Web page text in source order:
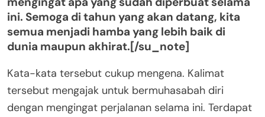
ini. Semoga di tahun yang akan datang, kita
semua menjadi hamba yang lebih baik di
dunia maupun akhirat.[/su_note]
Kata-kata tersebut cukup mengena. Kalimat
tersebut mengajak untuk bermuhasabah diri
dengan mengingat perjalanan selama ini. Terdapat